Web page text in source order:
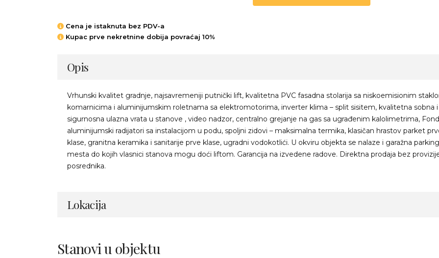
Cena je istaknuta bez PDV-a
Kupac prve nekretnine dobija povraćaj 10%
Opis
Vrhunski kvalitet gradnje, najsavremeniji putnički lift, kvalitetna PVC fasadna stolarija sa niskoemisionim
komarnicima i aluminijumskim roletnama sa elektromotorima, inverter klima – split sisitem, kvalitetna sobna i
sigurnosna ulazna vrata u stanove , video nadzor, centralno grejanje na gas sa ugrađenim kalolimetrima,
aluminijumski radijatori sa instalacijom u podu, spoljni zidovi – maksimalna termika, klasičan hrastov parket
klase, granitna keramika i sanitarije prve klase, ugradni vodokotlići. U okviru objekta se nalaze i garažna parking
mesta do kojih vlasnici stanova mogu doći liftom. Garancija na izvedene radove. Direktna prodaja bez
posrednika.
Lokacija
Stanovi u objektu